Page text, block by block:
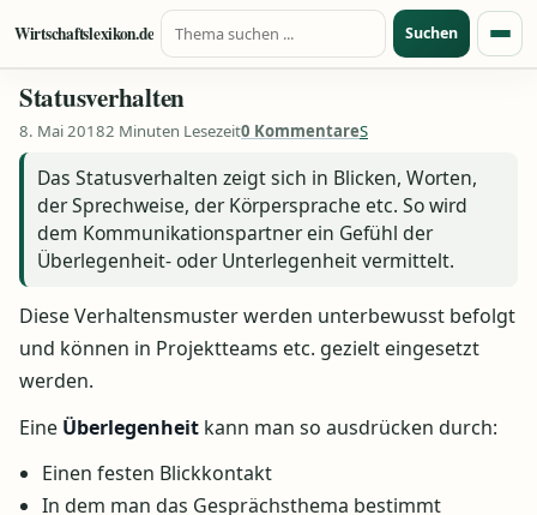
Zum Inhalt springen
Wirtschaftslexikon.de
Suche nach:
Suchen
Statusverhalten
8. Mai 20182 Minuten Lesezeit0 KommentareS
Das Statusverhalten zeigt sich in Blicken, Worten,
der Sprechweise, der Körpersprache etc. So wird
dem Kommunikationspartner ein Gefühl der
Überlegenheit- oder Unterlegenheit vermittelt.
Diese Verhaltensmuster werden unterbewusst befolgt
und können in Projektteams etc. gezielt eingesetzt
werden.
Eine Überlegenheit kann man so ausdrücken durch:
Einen festen Blickkontakt
In dem man das Gesprächsthema bestimmt